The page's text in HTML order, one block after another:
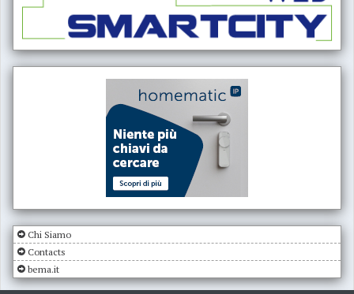
Chi Siamo
Contacts
bema.it